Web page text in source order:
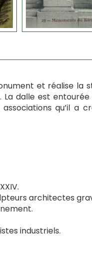
et réalise la
dalle est
qu’il a
architectes
industriels.